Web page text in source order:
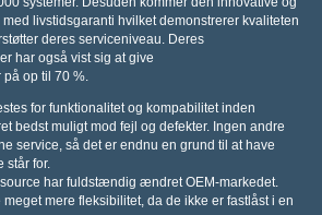
livstidsgaranti hvilket demonstrerer kvaliteten
deres serviceniveau. Deres
har også vist sig at give
op til 70 %.
for funktionalitet og kompabilitet inden
bedst muligt mod fejl og defekter. Ingen andre
service, så det er endnu en grund til at have
står for.
har fuldstændig ændret OEM-markedet.
mere fleksibilitet, da de ikke er fastlåst i en